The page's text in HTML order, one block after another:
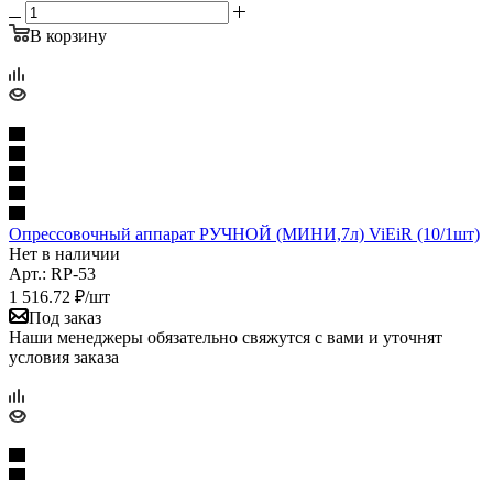
В корзину
Опрессовочный аппарат РУЧНОЙ (МИНИ,7л) ViEiR (10/1шт)
Нет в наличии
Арт.: RP-53
1 516.72 ₽/шт
Под заказ
Наши менеджеры обязательно свяжутся с вами и уточнят
условия заказа